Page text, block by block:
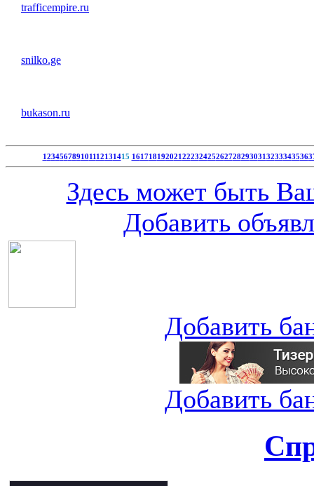
trafficempire.ru
snilko.ge
bukason.ru
123456789101112131415 161718192021222324252627282930313233343536
Здесь может быть
Добавить
Добавить
Добавить